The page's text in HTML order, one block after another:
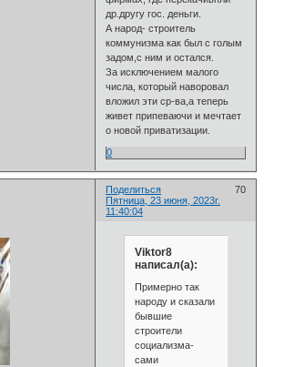
др.другу гос. деньги.
А народ- строитель
коммунизма как был с голым
задом,с ним и остался.
За исключением малого
числа, который наворовал
вложил эти ср-ва,а теперь
живет припеваючи и мечтает
о новой приватизации.
0
Поделиться
70
Пятница, 23 июня, 2023г.
11:40:04
Viktor8
написал(а):
Примерно так
народу и сказали
бывшие
строители
социализма-
сами